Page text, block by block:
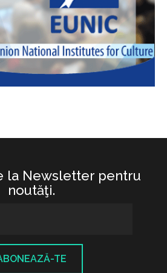
la Newsletter pentru
noutăţi.
TE